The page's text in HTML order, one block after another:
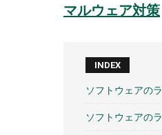
マルウェア対策
INDEX
ソフトウェアの
ソフトウェアの